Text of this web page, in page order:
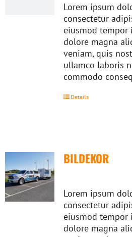
Lorem ipsum
consectetur
eiusmod
dolore magna
veniam, quis
ullamco laboris
commodo
Details
BILDEKOR
Lorem ipsum
consectetur
eiusmod
dolore magna